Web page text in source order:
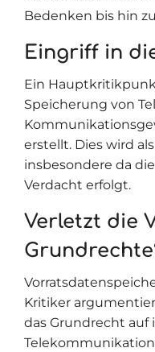
Bedenken bis hin
Eingriff in
Ein
Speicherung von
erstellt. Dies wird
insbesondere da
Verdacht erfolgt.
Verletzt die
Kritiker
das Grundrecht